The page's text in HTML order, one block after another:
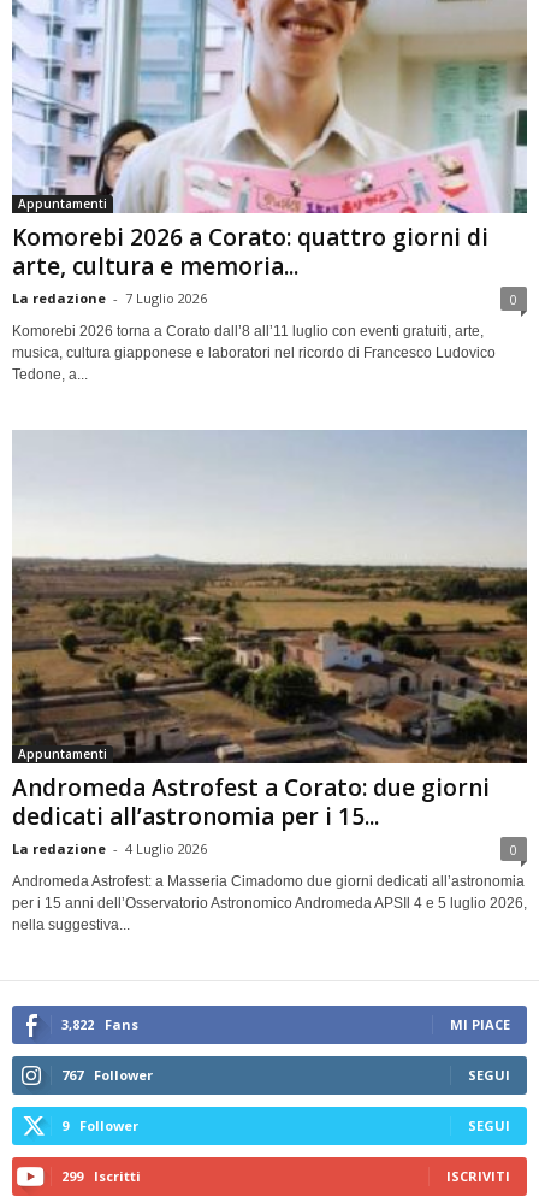
Appuntamenti
Komorebi 2026 a Corato: quattro giorni di
arte, cultura e memoria...
La redazione - 7 Luglio 2026
Komorebi 2026 torna a Corato dall’8 all’11 luglio con eventi gratuiti, arte,
musica, cultura giapponese e laboratori nel ricordo di Francesco Ludovico
Tedone, a...
Appuntamenti
Andromeda Astrofest a Corato: due giorni
dedicati all’astronomia per i 15...
La redazione - 4 Luglio 2026
Andromeda Astrofest: a Masseria Cimadomo due giorni dedicati all’astronomia
per i 15 anni dell’Osservatorio Astronomico Andromeda APSIl 4 e 5 luglio 2026,
nella suggestiva...
3,822 Fans MI PIACE
767 Follower SEGUI
9 Follower SEGUI
299 Iscritti ISCRIVITI